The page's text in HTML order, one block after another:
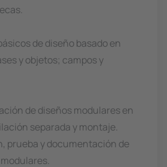
de diseño basado en
y objetos; campos y
de diseños modulares en
separada y montaje.
prueba y documentación de